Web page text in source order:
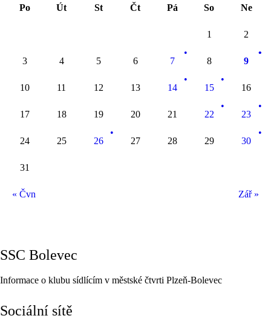
Po Út St Čt Pá So Ne
« Čvn Zář »
1 2
3 4 5 6 7 8 9
10 11 12 13 14 15 16
17 18 19 20 21 22 23
24 25 26 27 28 29 30
31
SSC Bolevec
Informace o klubu sídlícím v městské čtvrti Plzeň-Bolevec
Sociální sítě